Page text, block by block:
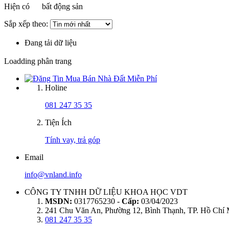
Hiện có
bất động sản
Sắp xếp theo:
Đang tải dữ liệu
Loadding phân trang
Holine
081 247 35 35
Tiện Ích
Tính vay, trả góp
Email
info@vnland.info
CÔNG TY TNHH DỮ LIỆU KHOA HỌC VDT
MSDN: 0317765230 - Cấp: 03/04/2023
241 Chu Văn An, Phường 12, Bình Thạnh, TP. Hồ Chí
081 247 35 35